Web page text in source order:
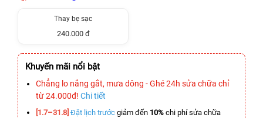
Thay bẹ sạc
240.000 đ
Khuyến mãi nổi bật
Chẳng lo nắng gắt, mưa dông - Ghé 24h sửa chữa chỉ
từ 24.000đ! Chi tiết
[1.7–31.8] Đặt lịch trước giảm đến 10% chi phí sửa chữa